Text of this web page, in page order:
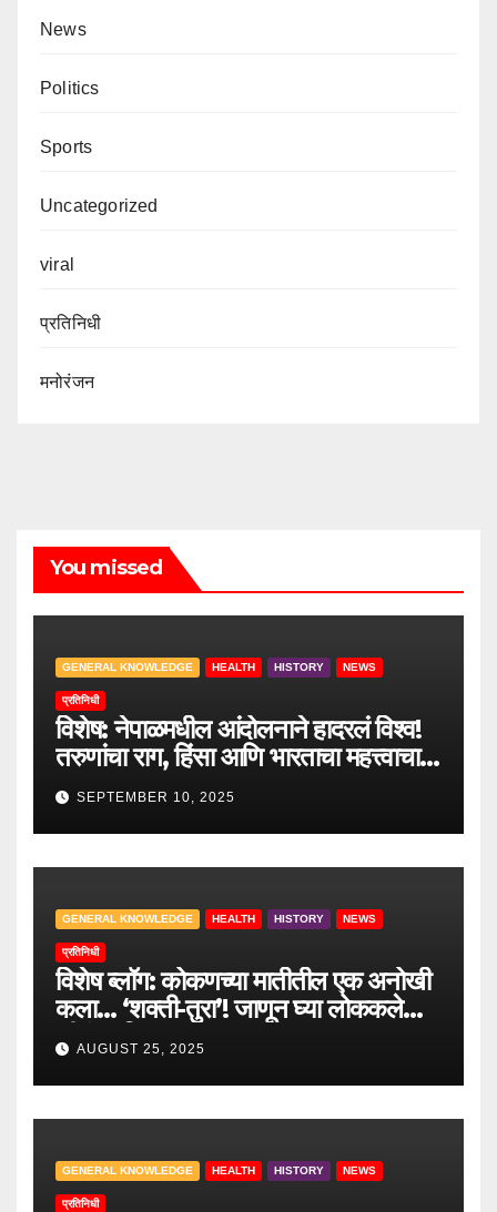
News
Politics
Sports
Uncategorized
viral
प्रतिनिधी
मनोरंजन
You missed
GENERAL KNOWLEDGE HEALTH HISTORY NEWS
प्रतिनिधी
विशेष: नेपाळमधील आंदोलनाने हादरलं विश्व!
तरुणांचा राग, हिंसा आणि भारताचा महत्त्वाचा
सल्ला.
SEPTEMBER 10, 2025
GENERAL KNOWLEDGE HEALTH HISTORY NEWS
प्रतिनिधी
विशेष ब्लॉग: कोकणच्या मातीतील एक अनोखी
कला… ‘शक्ती-तुरा’! जाणून घ्या लोककलेचा
जीवंत इतिहास.
AUGUST 25, 2025
GENERAL KNOWLEDGE HEALTH HISTORY NEWS
प्रतिनिधी